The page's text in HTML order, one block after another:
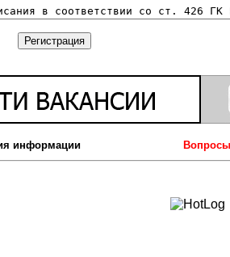
информации